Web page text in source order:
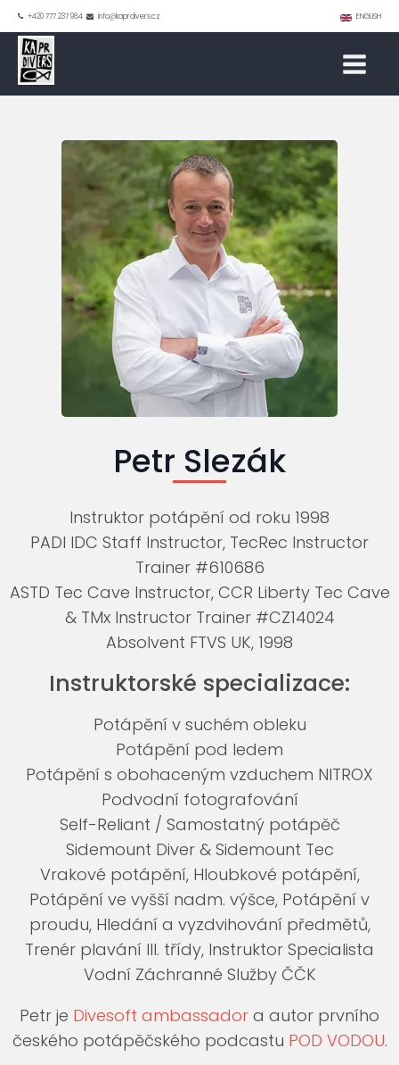
+420 777 237 984 info@kaprdivers.cz ENGLISH
Petr Slezák
Instruktor potápění od roku 1998
PADI IDC Staff Instructor, TecRec Instructor
Trainer #610686
ASTD Tec Cave Instructor, CCR Liberty Tec Cave
& TMx Instructor Trainer #CZ14024
Absolvent FTVS UK, 1998
Instruktorské specializace:
Potápění v suchém obleku
Potápění pod ledem
Potápění s obohaceným vzduchem NITROX
Podvodní fotografování
Self-Reliant / Samostatný potápěč
Sidemount Diver & Sidemount Tec
Vrakové potápění, Hloubkové potápění,
Potápění ve vyšší nadm. výšce, Potápění v
proudu, Hledání a vyzdvihování předmětů,
Trenér plavání III. třídy, Instruktor Specialista
Vodní Záchranné Služby ČČK
Petr je Divesoft ambassador a autor prvního
českého potápěčského podcastu POD VODOU.